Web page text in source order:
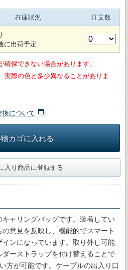
在庫状況 注文数
に出荷予定
保できない場合があります。
実際の色と多少異なることがありま
換について
カゴに入れる
入り商品に登録する
ャリングバッグです。装着してい
意見を反映し、機能的でスマート
ンになっています。取り外し可能
ーストラップを付け替えることで
方が可能です。ケーブルの出入り口